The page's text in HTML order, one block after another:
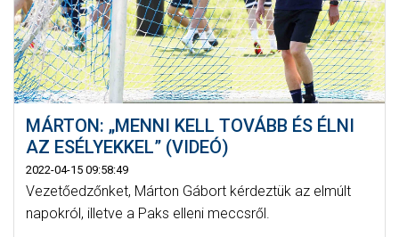
MÁRTON: „MENNI KELL TOVÁBB ÉS ÉLNI
AZ ESÉLYEKKEL” (VIDEÓ)
2022-04-15 09:58:49
Vezetőedzőnket, Márton Gábort kérdeztük az elmúlt
napokról, illetve a Paks elleni meccsről.